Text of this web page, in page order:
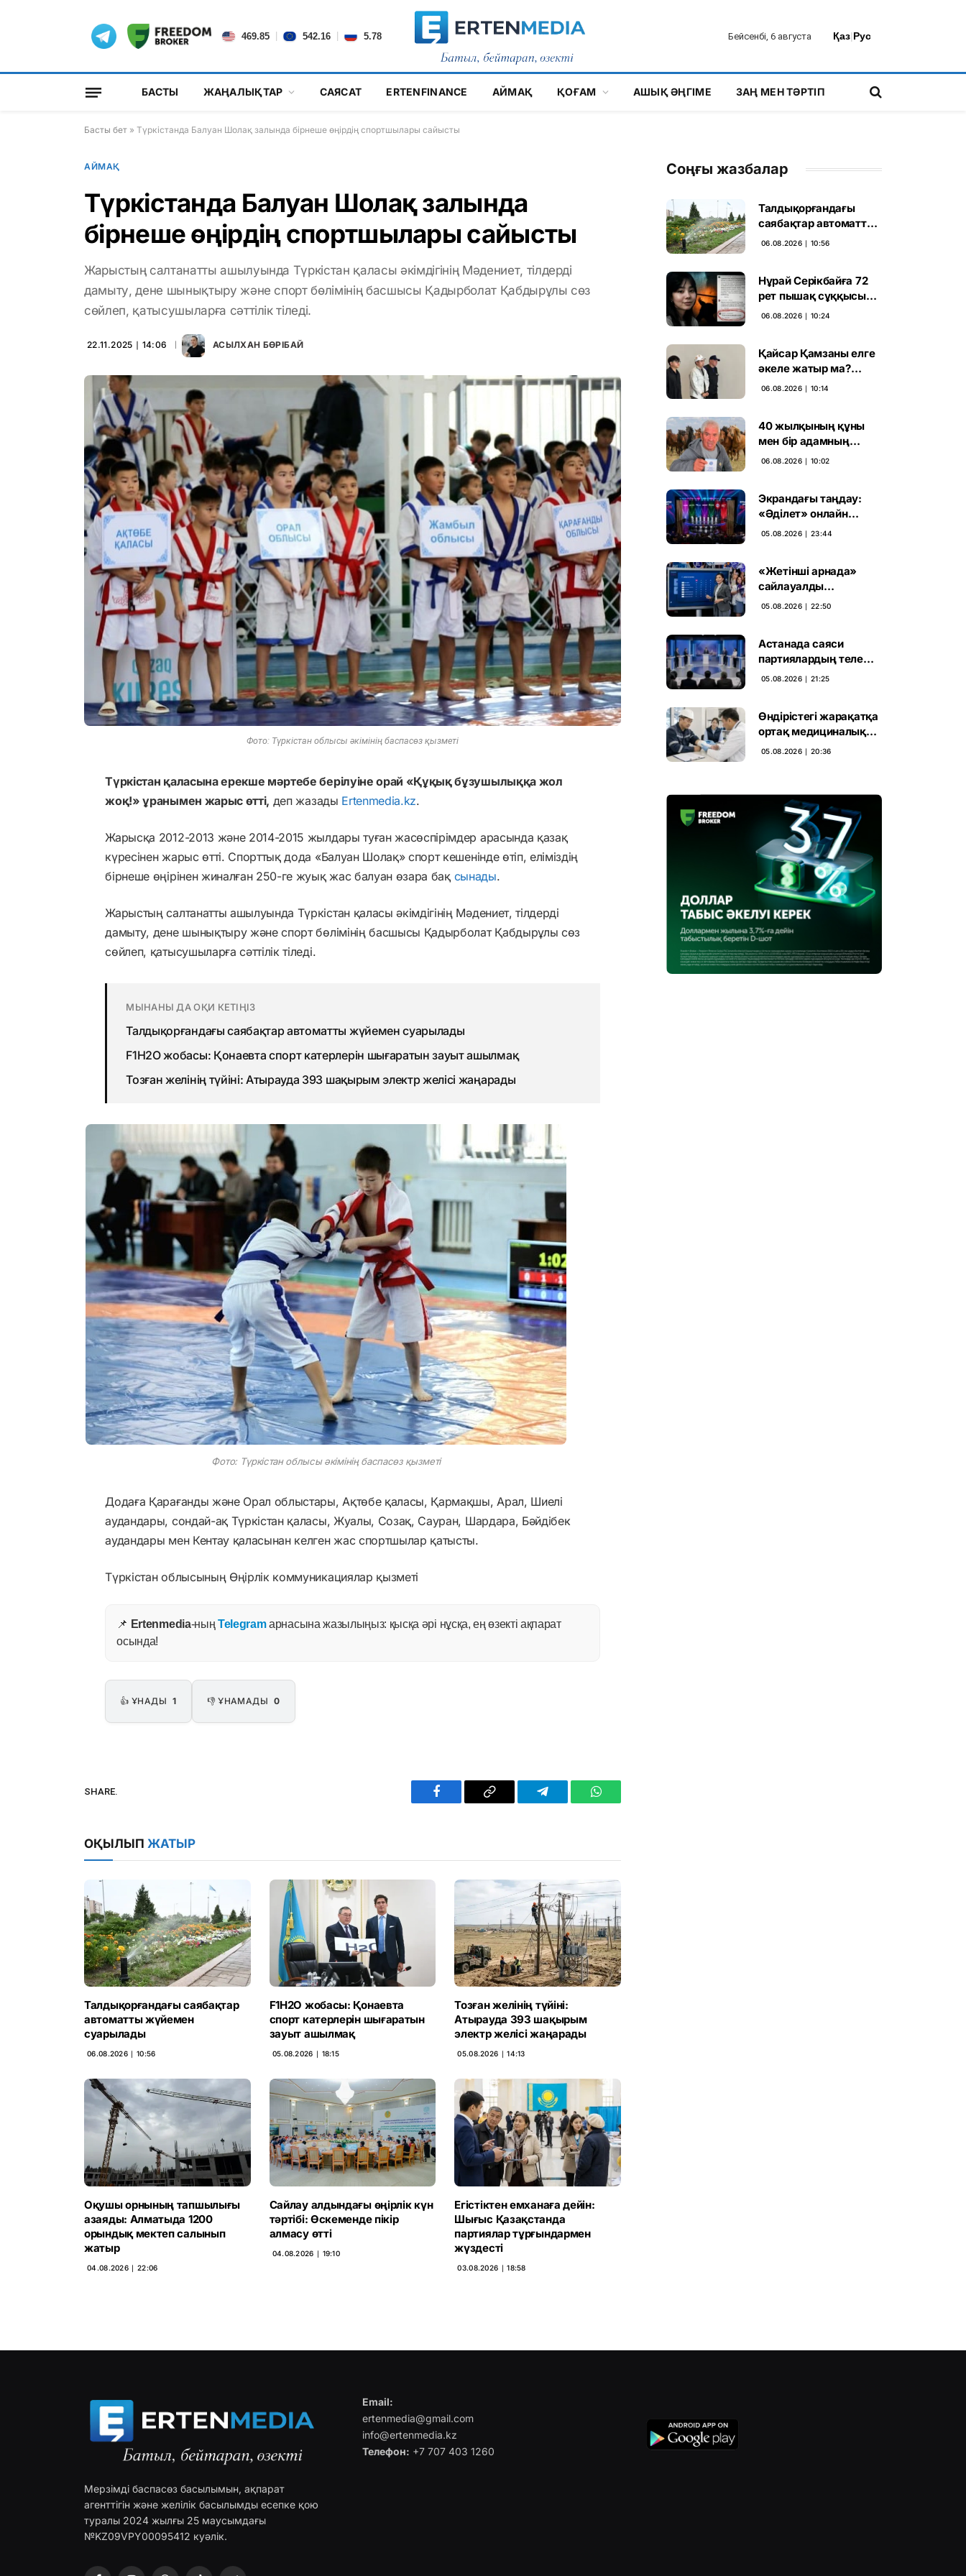
469.85 542.16 5.78 Бейсенбі, 6 августа Қаз|Рус
БАСТЫ ЖАҢАЛЫҚТАР САЯСАТ ERTENFINANCE АЙМАҚ ҚОҒАМ АШЫҚ ӘҢГІМЕ ЗАҢ МЕН ТӘРТІП
Басты бет » Түркістанда Балуан Шолақ залында бірнеше өңірдің спортшылары сайысты
АЙМАҚ
Түркістанда Балуан Шолақ залында
бірнеше өңірдің спортшылары сайысты
Жарыстың салтанатты ашылуында Түркістан қаласы әкімдігінің Мәдениет, тілдерді
дамыту, дене шынықтыру және спорт бөлімінің басшысы Қадырболат Қабдырұлы сөз
сөйлеп, қатысушыларға сәттілік тіледі.
22.11.2025 ∣ 14:06 АСЫЛХАН БӨРІБАЙ
Фото: Түркістан облысы әкімінің баспасөз қызметі
Түркістан қаласына ерекше мәртебе берілуіне орай «Құқық бұзушылыққа жол
жоқ!» ұранымен жарыс өтті, деп жазады Ertenmedia.kz.
Жарысқа 2012-2013 және 2014-2015 жылдары туған жасөспірімдер арасында қазақ
күресінен жарыс өтті. Спорттық дода «Балуан Шолақ» спорт кешенінде өтіп, еліміздің
бірнеше өңірінен жиналған 250-ге жуық жас балуан өзара бақ сынады.
Жарыстың салтанатты ашылуында Түркістан қаласы әкімдігінің Мәдениет, тілдерді
дамыту, дене шынықтыру және спорт бөлімінің басшысы Қадырболат Қабдырұлы сөз
сөйлеп, қатысушыларға сәттілік тіледі.
МЫНАНЫ ДА ОҚИ КЕТІҢІЗ
Талдықорғандағы саябақтар автоматты жүйемен суарылады
F1H2O жобасы: Қонаевта спорт катерлерін шығаратын зауыт ашылмақ
Тозған желінің түйіні: Атырауда 393 шақырым электр желісі жаңарады
Фото: Түркістан облысы әкімінің баспасөз қызметі
Додаға Қарағанды және Орал облыстары, Ақтөбе қаласы, Қармақшы, Арал, Шиелі
аудандары, сондай-ақ Түркістан қаласы, Жуалы, Созақ, Сауран, Шардара, Бәйдібек
аудандары мен Кентау қаласынан келген жас спортшылар қатысты.
Түркістан облысының Өңірлік коммуникациялар қызметі
📌 Ertenmedia-ның Telegramарнасына жазылыңыз: қысқа әрі нұсқа, ең өзекті ақпарат
осында!
👍 ҰНАДЫ 1 👎 ҰНАМАДЫ 0
SHARE.
Facebook Copy
Telegram WhatsApp
ОҚЫЛЫП ЖАТЫР
Талдықорғандағы саябақтар
автоматты жүйемен
суарылады
06.08.2026 ∣ 10:56
F1H2O жобасы: Қонаевта
спорт катерлерін шығаратын
зауыт ашылмақ
05.08.2026 ∣ 18:15
Тозған желінің түйіні:
Атырауда 393 шақырым
электр желісі жаңарады
05.08.2026 ∣ 14:13
Оқушы орнының тапшылығы
азаяды: Алматыда 1200
орындық мектеп салынып
жатыр
04.08.2026 ∣ 22:06
Сайлау алдындағы өңірлік күн
тәртібі: Өскеменде пікір
алмасу өтті
04.08.2026 ∣ 19:10
Егістіктен емханаға дейін:
Шығыс Қазақстанда
партиялар тұрғындармен
жүздесті
03.08.2026 ∣ 18:58
Соңғы жазбалар
Талдықорғандағы
саябақтар автоматты
жүйемен суарылады
06.08.2026 ∣ 10:56
Нұрай Серікбайға 72
рет пышақ сұққысы
келгенін жазған адам
06.08.2026 ∣ 10:24
Қайсар Қамзаны елге
әкеле жатыр ма?
Атышулы Блогер
06.08.2026 ∣ 10:14
40 жылқының құны
мен бір адамның
тағдыры: апелляция 7
06.08.2026 ∣ 10:02
Экрандағы таңдау:
«Әділет» онлайн
дауыс беруде алға
05.08.2026 ∣ 23:44
«Жетінші арнада»
сайлауалды
теледебаттың аралық
05.08.2026 ∣ 22:50
Астанада саяси
партиялардың теле
дебаты басталды
05.08.2026 ∣ 21:25
Өндірістегі жарақатқа
ортақ медициналық
талап енгізілмек
05.08.2026 ∣ 20:36
Мерзімді баспасөз басылымын, ақпарат
агенттігін және желілік басылымды есепке қою
туралы 2024 жылғы 25 маусымдағы
№KZ09VPY00095412 куәлік.
Email:
ertenmedia@gmail.com
info@ertenmedia.kz
Телефон: +7 707 403 1260